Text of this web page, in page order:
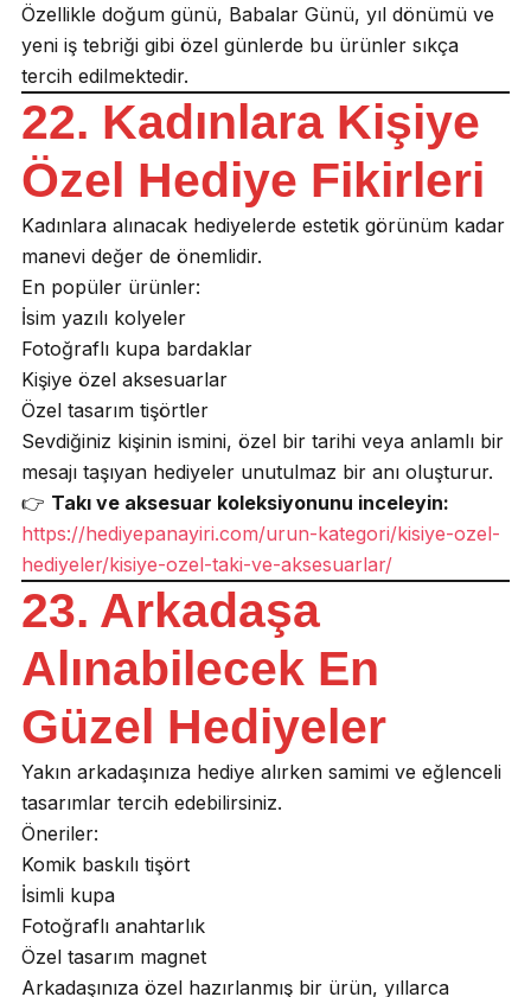
Özellikle doğum günü, Babalar Günü, yıl dönümü ve
yeni iş tebriği gibi özel günlerde bu ürünler sıkça
tercih edilmektedir.
22. Kadınlara Kişiye
Özel Hediye Fikirleri
Kadınlara alınacak hediyelerde estetik görünüm kadar
manevi değer de önemlidir.
En popüler ürünler:
İsim yazılı kolyeler
Fotoğraflı kupa bardaklar
Kişiye özel aksesuarlar
Özel tasarım tişörtler
Sevdiğiniz kişinin ismini, özel bir tarihi veya anlamlı bir
mesajı taşıyan hediyeler unutulmaz bir anı oluşturur.
👉 Takı ve aksesuar koleksiyonunu inceleyin:
https://hediyepanayiri.com/urun-kategori/kisiye-ozel-
hediyeler/kisiye-ozel-taki-ve-aksesuarlar/
23. Arkadaşa
Alınabilecek En
Güzel Hediyeler
Yakın arkadaşınıza hediye alırken samimi ve eğlenceli
tasarımlar tercih edebilirsiniz.
Öneriler:
Komik baskılı tişört
İsimli kupa
Fotoğraflı anahtarlık
Özel tasarım magnet
Arkadaşınıza özel hazırlanmış bir ürün, yıllarca